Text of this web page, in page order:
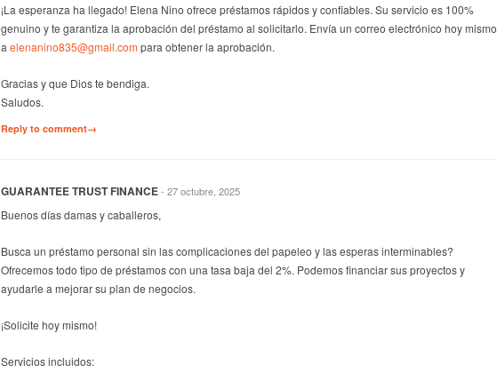
¡La esperanza ha llegado! Elena Nino ofrece préstamos rápidos y confiables. Su servicio es 100%
genuino y te garantiza la aprobación del préstamo al solicitarlo. Envía un correo electrónico hoy mismo
a elenanino835@gmail.compara obtener la aprobación.
Gracias y que Dios te bendiga.
Saludos.
Reply to comment→
GUARANTEE TRUST FINANCE- 27 octubre, 2025
Buenos días damas y caballeros,
Busca un préstamo personal sin las complicaciones del papeleo y las esperas interminables?
Ofrecemos todo tipo de préstamos con una tasa baja del 2%. Podemos financiar sus proyectos y
ayudarle a mejorar su plan de negocios.
¡Solicite hoy mismo!
Servicios incluidos: